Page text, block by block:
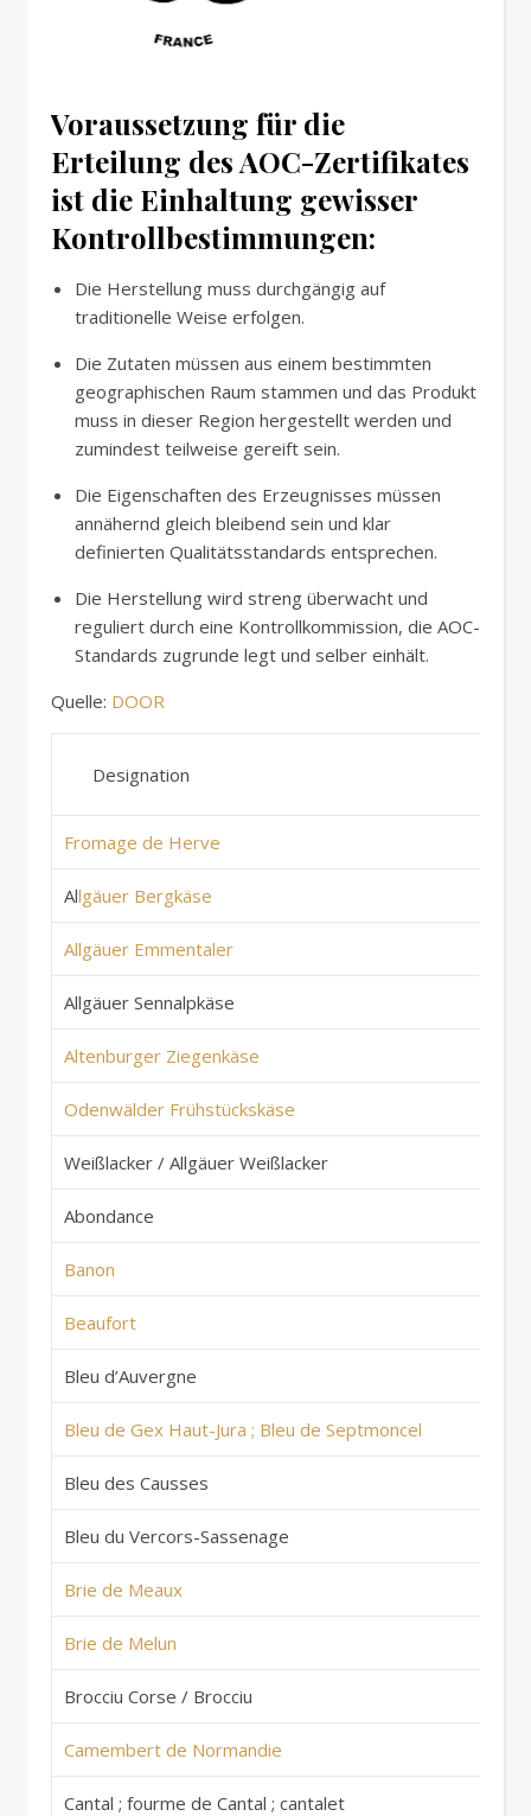
Voraussetzung für die
Erteilung des AOC-Zertifikates
ist die Einhaltung gewisser
Kontrollbestimmungen:
Die Herstellung muss durchgängig auf
traditionelle Weise erfolgen.
Die Zutaten müssen aus einem bestimmten
geographischen Raum stammen und das Produkt
muss in dieser Region hergestellt werden und
zumindest teilweise gereift sein.
Die Eigenschaften des Erzeugnisses müssen
annähernd gleich bleibend sein und klar
definierten Qualitätsstandards entsprechen.
Die Herstellung wird streng überwacht und
reguliert durch eine Kontrollkommission, die AOC-
Standards zugrunde legt und selber einhält.
Quelle: DOOR
Designation
Fromage de Herve
Allgäuer Bergkäse
Allgäuer Emmentaler
Allgäuer Sennalpkäse
Altenburger Ziegenkäse
Odenwälder Frühstückskäse
Weißlacker / Allgäuer Weißlacker
Abondance
Banon
Beaufort
Bleu d’Auvergne
Bleu de Gex Haut-Jura ; Bleu de Septmoncel
Bleu des Causses
Bleu du Vercors-Sassenage
Brie de Meaux
Brie de Melun
Brocciu Corse / Brocciu
Camembert de Normandie
Cantal ; fourme de Cantal ; cantalet